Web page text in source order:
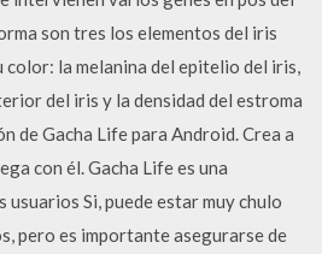
son tres los elementos del iris
color: la melanina del epitelio del iris,
del iris y la densidad del estroma
de Gacha Life para Android. Crea a
con él. Gacha Life es una
usuarios Si, puede estar muy chulo
pero es importante asegurarse de